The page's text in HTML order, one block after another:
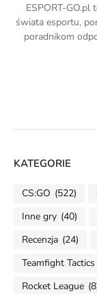
ESPORT-GO.pl
świata esportu,
poradnikom
KATEGORIE
CS:GO (522)
Inne gry (40)
Recenzja (24)
Teamfight Tactics
Rocket League